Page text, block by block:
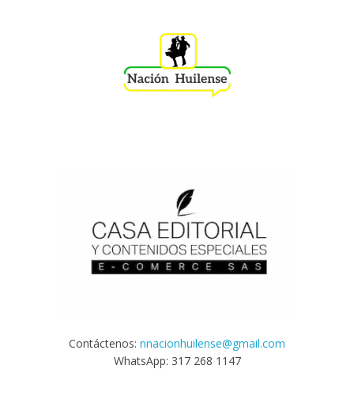
Contáctenos: nnacionhuilense@gmail.com
WhatsApp: 317 268 1147